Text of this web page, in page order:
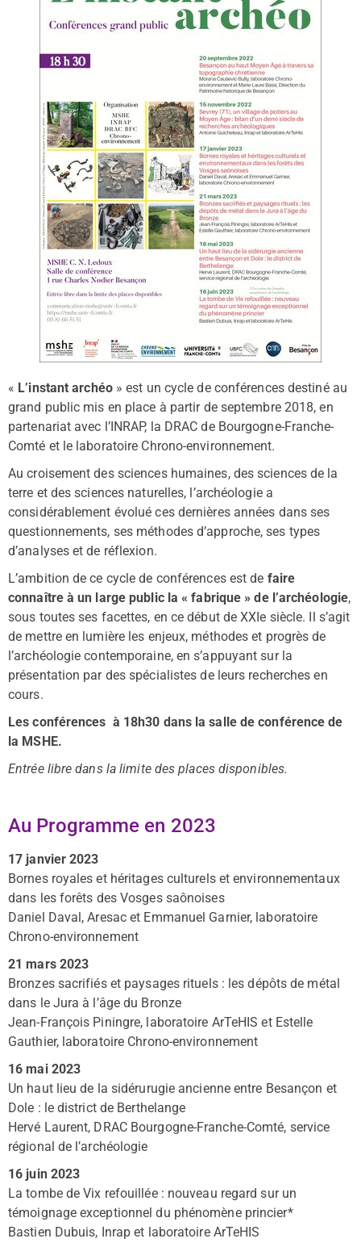
« L’instant archéo » est un cycle de conférences destiné au
grand public mis en place à partir de septembre 2018, en
partenariat avec l’INRAP, la DRAC de Bourgogne-Franche-
Comté et le laboratoire Chrono-environnement.
Au croisement des sciences humaines, des sciences de la
terre et des sciences naturelles, l’archéologie a
considérablement évolué ces dernières années dans ses
questionnements, ses méthodes d’approche, ses types
d’analyses et de réflexion.
L’ambition de ce cycle de conférences est de faire
connaître à un large public la « fabrique » de l’archéologie,
sous toutes ses facettes, en ce début de XXIe siècle. Il s’agit
de mettre en lumière les enjeux, méthodes et progrès de
l’archéologie contemporaine, en s’appuyant sur la
présentation par des spécialistes de leurs recherches en
cours.
Les conférences à 18h30 dans la salle de conférence de
la MSHE.
Entrée libre dans la limite des places disponibles.
Au Programme en 2023
17 janvier 2023
Bornes royales et héritages culturels et environnementaux
dans les forêts des Vosges saônoises
Daniel Daval, Aresac et Emmanuel Garnier, laboratoire
Chrono-environnement
21 mars 2023
Bronzes sacrifiés et paysages rituels : les dépôts de métal
dans le Jura à l’âge du Bronze
Jean-François Piningre, laboratoire ArTeHIS et Estelle
Gauthier, laboratoire Chrono-environnement
16 mai 2023
Un haut lieu de la sidérurugie ancienne entre Besançon et
Dole : le district de Berthelange
Hervé Laurent, DRAC Bourgogne-Franche-Comté, service
régional de l’archéologie
16 juin 2023
La tombe de Vix refouillée : nouveau regard sur un
témoignage exceptionnel du phénomène princier*
Bastien Dubuis, Inrap et laboratoire ArTeHIS